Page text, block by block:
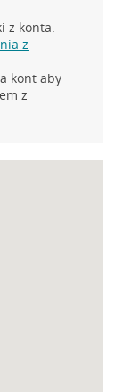
z konta.
z
kont aby
z